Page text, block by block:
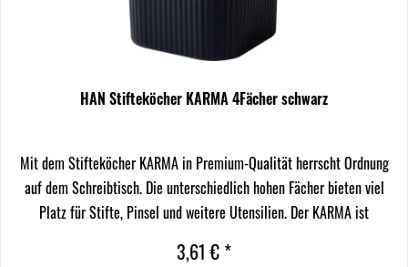
HAN Stifteköcher KARMA 4Fächer schwarz
Mit dem Stifteköcher KARMA in Premium-Qualität herrscht Ordnung
auf dem Schreibtisch. Die unterschiedlich hohen Fächer bieten viel
Platz für Stifte, Pinsel und weitere Utensilien. Der KARMA ist
3,61 € *